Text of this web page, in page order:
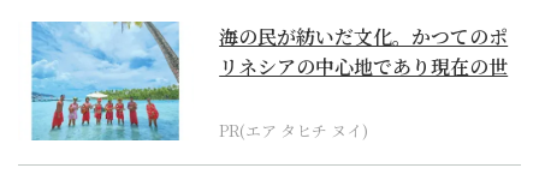
海の民が紡いだ文化。かつてのポ
リネシアの中心地であり現在の世
PR(エア タヒチ ヌイ)